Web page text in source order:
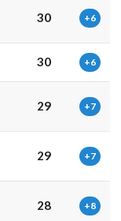
30 +6
30 +6
29 +7
29 +7
28 +8